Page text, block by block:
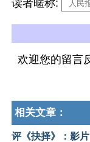
读者暱称:
欢迎您的留言
相关文章：
评《抉择》：影